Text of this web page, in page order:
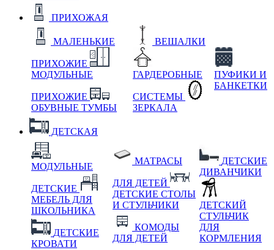
ПРИХОЖАЯ
МАЛЕНЬКИЕ
ПРИХОЖИЕ
МОДУЛЬНЫЕ
ПРИХОЖИЕ
ОБУВНЫЕ ТУМБЫ
ВЕШАЛКИ
ГАРДЕРОБНЫЕ
СИСТЕМЫ
ЗЕРКАЛА
ПУФИКИ И
БАНКЕТКИ
ДЕТСКАЯ
МОДУЛЬНЫЕ
ДЕТСКИЕ
МЕБЕЛЬ ДЛЯ
ШКОЛЬНИКА
ДЕТСКИЕ
КРОВАТИ
МАТРАСЫ
ДЛЯ ДЕТЕЙ
ДЕТСКИЕ СТОЛЫ
И СТУЛЬЧИКИ
КОМОДЫ
ДЛЯ ДЕТЕЙ
ДЕТСКИЕ
ДИВАНЧИКИ
ДЕТСКИЙ
СТУЛЬЧИК
ДЛЯ
КОРМЛЕНИЯ